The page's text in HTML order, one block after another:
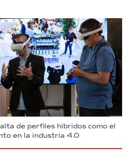
de perfiles híbridos como el
en la industria 4.0